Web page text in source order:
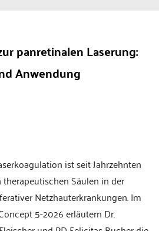
panretinalen Laserung:
Anwendung
ist seit Jahrzehnten
Säulen in der
Netzhauterkrankungen. Im
5-2026 erläutern Dr.